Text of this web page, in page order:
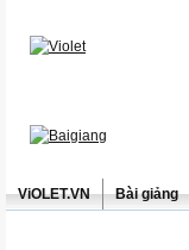
ViOLET.VN Bài giảng